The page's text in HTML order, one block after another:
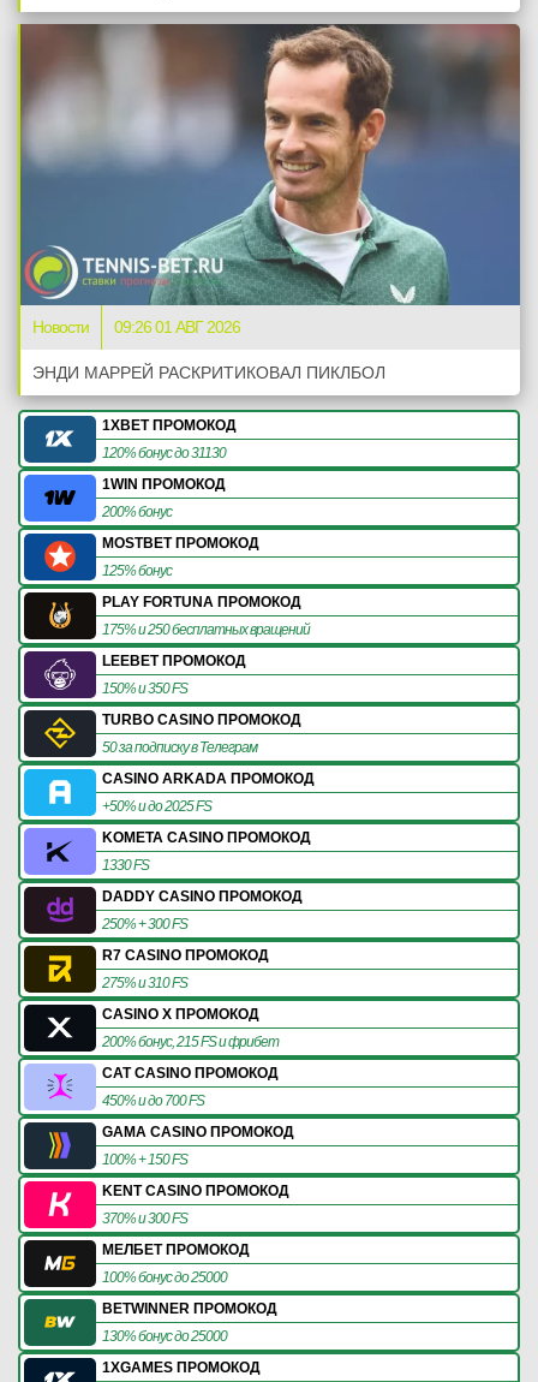
Новости 09:26 01 АВГ 2026
ЭНДИ МАРРЕЙ РАСКРИТИКОВАЛ ПИКЛБОЛ
1XBET ПРОМОКОД
120% бонус до 31130
1WIN ПРОМОКОД
200% бонус
MOSTBET ПРОМОКОД
125% бонус
PLAY FORTUNA ПРОМОКОД
175% и 250 бесплатных вращений
LEEBET ПРОМОКОД
150% и 350 FS
TURBO CASINO ПРОМОКОД
50 за подписку в Телеграм
CASINO ARKADA ПРОМОКОД
+50% и до 2025 FS
KOMETA CASINO ПРОМОКОД
1330 FS
DADDY CASINO ПРОМОКОД
250% + 300 FS
R7 CASINO ПРОМОКОД
275% и 310 FS
CASINO X ПРОМОКОД
200% бонус, 215 FS и фрибет
CAT CASINO ПРОМОКОД
450% и до 700 FS
GAMA CASINO ПРОМОКОД
100% + 150 FS
KENT CASINO ПРОМОКОД
370% и 300 FS
МЕЛБЕТ ПРОМОКОД
100% бонус до 25000
BETWINNER ПРОМОКОД
130% бонус до 25000
1XGAMES ПРОМОКОД